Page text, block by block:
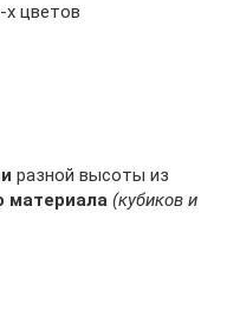
цветов
разной высоты из
материала (кубиков и